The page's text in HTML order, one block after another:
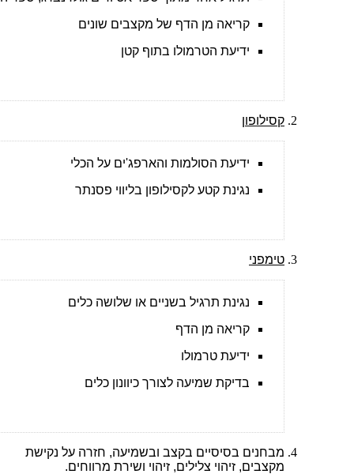
קריאה מן הדף של מקצבים שונים
ידיעת הטרמולו בתוף קטן
קסילופון
ידיעת הסולמות והארפג'ים על הכלי
נגינת קטע לקסילופון בליווי פסנתר
טימפני
נגינת תרגיל בשניים או שלושה כלים
קריאה מן הדף
ידיעת טרמולו
בדיקת שמיעה לצורך כיוונון כלים
מבחנים בסיסיים בקצב ובשמיעה, חזרה על נקישת
מקצבים, זיהוי צלילים, זיהוי ושירת מרווחים.